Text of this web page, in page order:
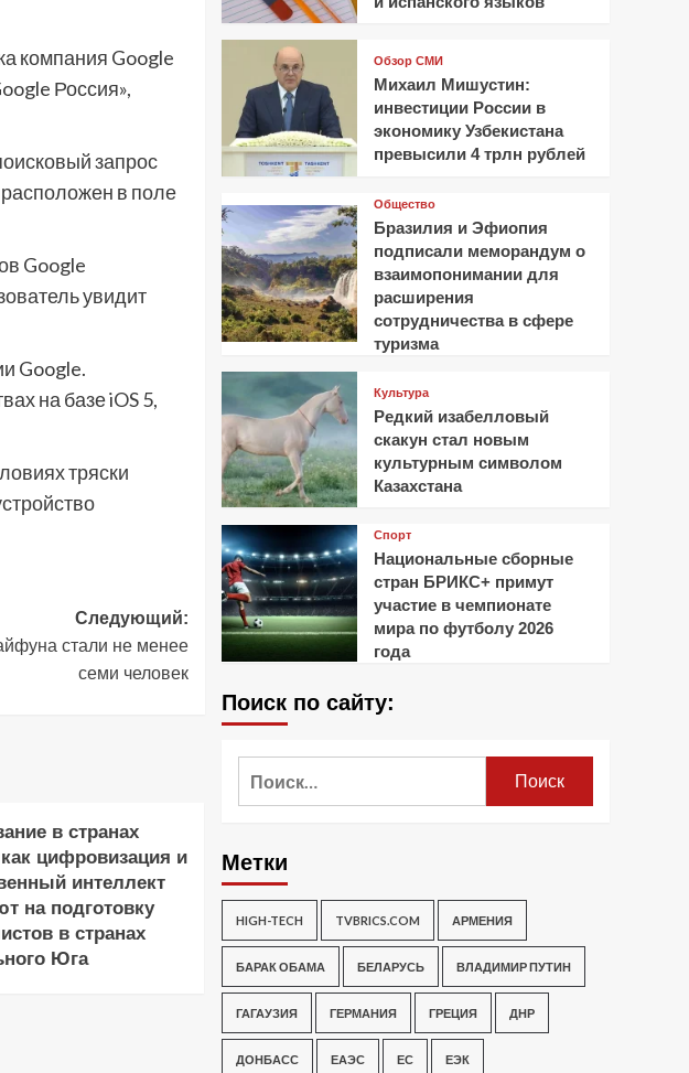
компания Google
Россия»,
запрос
в поле
Google
увидит
Google.
на базе iOS 5,
тряски
Следующий:
стали не менее
семи человек
в странах
цифровизация и
интеллект
на подготовку
в странах
Юга
Обзор СМИ
Михаил Мишустин:
инвестиции России в
экономику Узбекистана
превысили 4 трлн рублей
Общество
Бразилия и Эфиопия
подписали меморандум о
взаимопонимании для
расширения
сотрудничества в сфере
туризма
Культура
Редкий изабелловый
скакун стал новым
культурным символом
Казахстана
Спорт
Национальные сборные
стран БРИКС+ примут
участие в чемпионате
мира по футболу 2026
года
Поиск по сайту:
Метки
HIGH-TECH TVBRICS.COM АРМЕНИЯ
БАРАК ОБАМА БЕЛАРУСЬ ВЛАДИМИР ПУТИН
ГАГАУЗИЯ ГЕРМАНИЯ ГРЕЦИЯ ДНР
ДОНБАСС ЕАЭС ЕС ЕЭК